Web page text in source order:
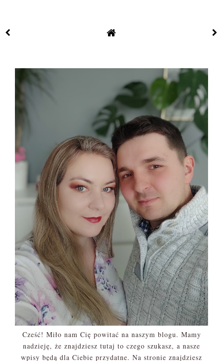
Cześć! Miło nam Cię powitać na naszym blogu. Mamy
nadzieję, że znajdziesz tutaj to czego szukasz, a nasze
wpisy będą dla Ciebie przydatne. Na stronie znajdziesz